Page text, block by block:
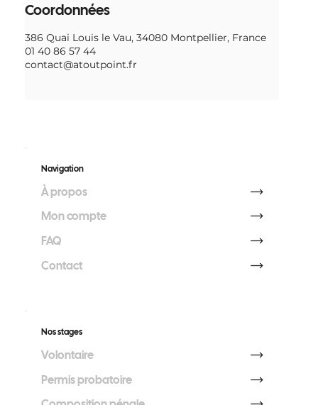
Coordonnées
386 Quai Louis le Vau, 34080 Montpellier, France
01 40 86 57 44
contact@atoutpoint.fr
Nos stages
Volontaire
Permis probatoire
Navigation
À propos
Mon compte
FAQ
Contact